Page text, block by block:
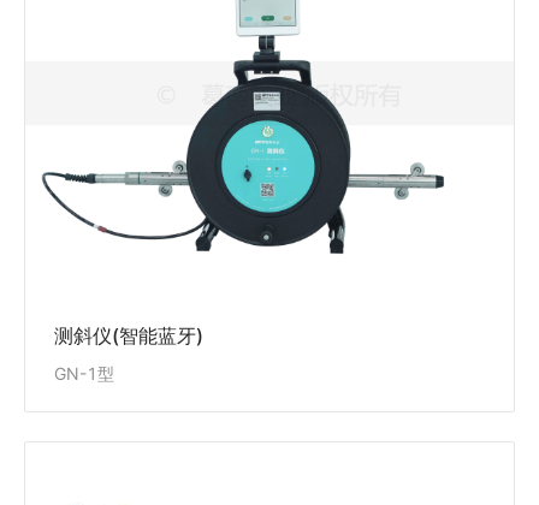
测斜仪(智能蓝牙)
GN-1型
GN-1型测斜仪适用于测量土石坝、面板坝、岩土边
坡、土建基坑、路基等结构物的水平位移，测斜仪配合
测斜管可反复使用。测斜仪的测量值由GN-103Q型测斜
仪读数器自动读取，通过蓝牙连接平板或手机，实时处
理作图作表，同步云平台，工地现场前方测量后方实时
查看编辑。
查看详情